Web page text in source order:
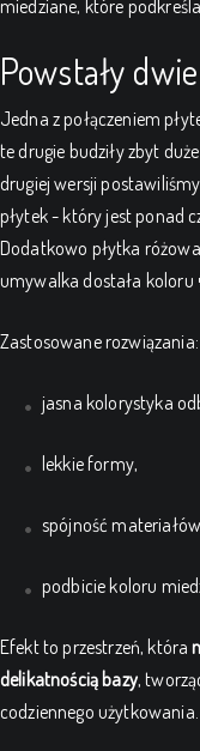
miedziane, które
Powstały
Jedna z połączeniem
te drugie budziły zbyt
drugiej wersji
płytek - który jest ponad
Dodatkowo płytka
umywalka dostała koloru
Zastosowane rozwiązania:
jasna kolorystyka
lekkie formy,
spójność
podbicie koloru
Efekt to przestrzeń, która
delikatnością bazy,
codziennego użytkowania.